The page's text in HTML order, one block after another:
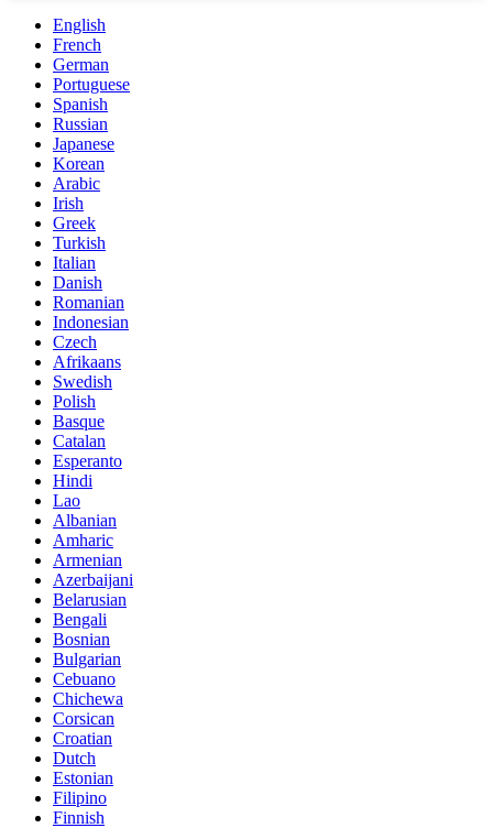
English
French
German
Portuguese
Spanish
Russian
Japanese
Korean
Arabic
Irish
Greek
Turkish
Italian
Danish
Romanian
Indonesian
Czech
Afrikaans
Swedish
Polish
Basque
Catalan
Esperanto
Hindi
Lao
Albanian
Amharic
Armenian
Azerbaijani
Belarusian
Bengali
Bosnian
Bulgarian
Cebuano
Chichewa
Corsican
Croatian
Dutch
Estonian
Filipino
Finnish